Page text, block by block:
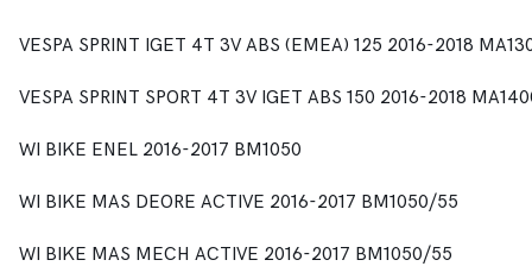
VESPA SPRINT IGET 4T 3V ABS (EMEA) 125 2016-2018
VESPA SPRINT SPORT 4T 3V IGET ABS 150 2016-2018
WI BIKE ENEL 2016-2017 BM1050
WI BIKE MAS DEORE ACTIVE 2016-2017 BM1050/55
WI BIKE MAS MECH ACTIVE 2016-2017 BM1050/55